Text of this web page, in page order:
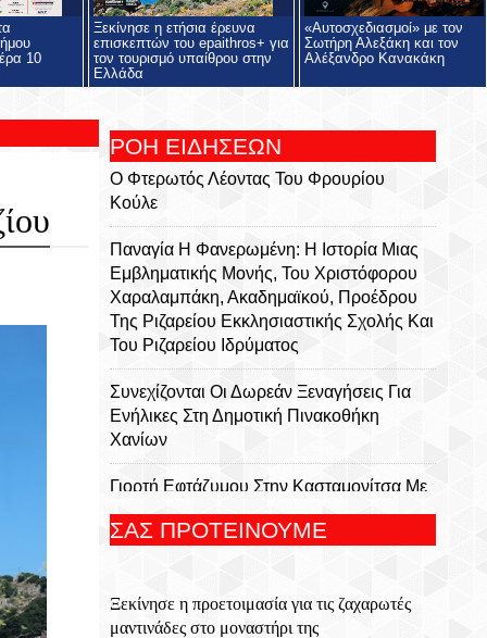
10
Ξεκίνησε η ετήσια έρευνα
επισκεπτών του epaithros+ για
τον τουρισμό υπαίθρου στην
Ελλάδα
«Αυτοσχεδιασμοί» με τον
Σωτήρη Αλεξάκη και τον
Αλέξανδρο Κανακάκη
ΡΟΗ ΕΙΔΗΣΕΩΝ
Ο Φτερωτός Λέοντας Του Φρουρίου
Κούλε
Παναγία Η Φανερωμένη: Η Ιστορία Μιας
Εμβληματικής Μονής, Του Χριστόφορου
Χαραλαμπάκη, Ακαδημαϊκού, Προέδρου
Της Ριζαρείου Εκκλησιαστικής Σχολής Και
Του Ριζαρείου Ιδρύματος
Συνεχίζονται Οι Δωρεάν Ξεναγήσεις Για
Ενήλικες Στη Δημοτική Πινακοθήκη
Χανίων
Γιορτή Εφτάζυμου Στην Κασταμονίτσα Με
Την Στήριξη Της Περιφέρειας Κρήτης
Αυγούστου 2026
ΣΑΣ ΠΡΟΤΕΙΝΟΥΜΕ
Ξεκίνησε η προετοιμασία για τις ζαχαρωτές
μαντινάδες στο μοναστήρι της